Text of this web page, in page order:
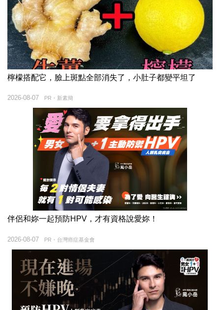
檸檬搭配它，臉上斑點全部消失了，小肚子都變平坦了
PR・新素簡
2026-08-07
伴侶和妳一起預防HPV，才有資格說愛妳！
PR・台灣癌症基金會
2026-08-07